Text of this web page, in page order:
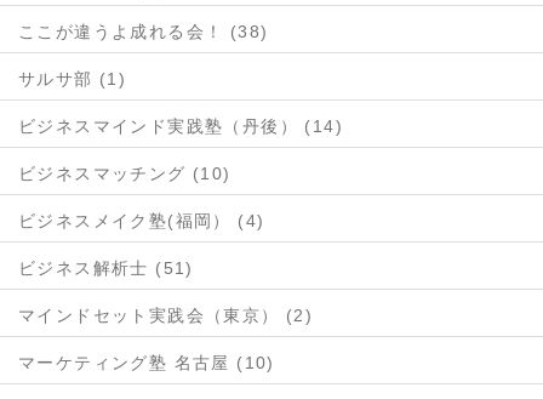
ここが違うよ成れる会！ (38)
サルサ部 (1)
ビジネスマインド実践塾（丹後） (14)
ビジネスマッチング (10)
ビジネスメイク塾(福岡） (4)
ビジネス解析士 (51)
マインドセット実践会（東京） (2)
マーケティング塾 名古屋 (10)